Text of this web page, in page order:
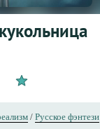
/ Русское фэнтези